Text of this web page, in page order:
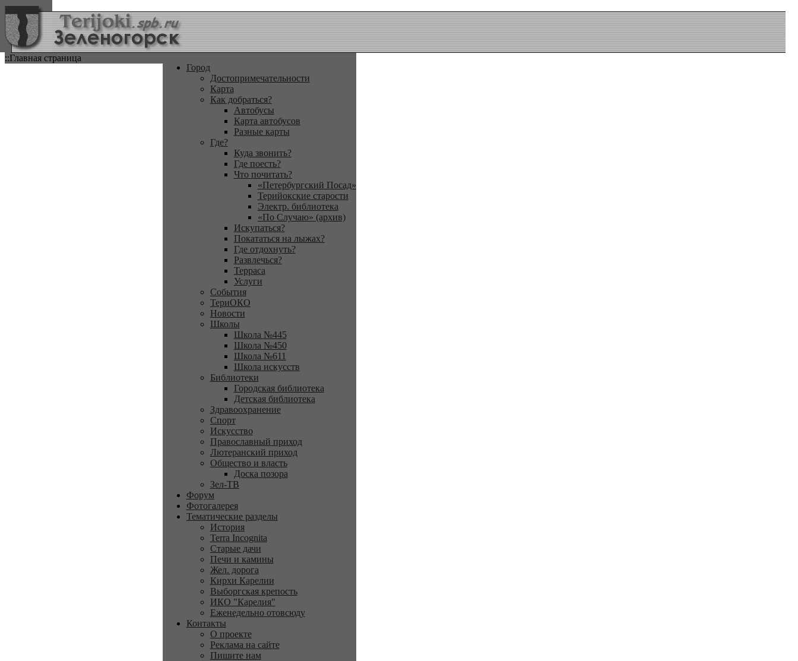
::Главная страница
Город
Достопримечательности
Карта
Как добраться?
Автобусы
Карта автобусов
Разные карты
Где?
Куда звонить?
Где поесть?
Что почитать?
«Петербургский Посад»
Терийокские старости
Электр. библиотека
«По Случаю» (архив)
Искупаться?
Покататься на лыжах?
Где отдохнуть?
Развлечься?
Терраса
Услуги
События
ТериОКО
Новости
Школы
Школа №445
Школа №450
Школа №611
Школа искусств
Библиотеки
Городская библиотека
Детская библиотека
Здравоохранение
Спорт
Искусство
Православный приход
Лютеранский приход
Общество и власть
Доска позора
Зел-ТВ
Форум
Фотогалерея
Тематические разделы
История
Terra Incognita
Старые дачи
Печи и камины
Жел. дорога
Кирхи Карелии
Выборгская крепость
ИКО "Карелия"
Еженедельно отовсюду
Контакты
О проекте
Реклама на сайте
Пишите нам